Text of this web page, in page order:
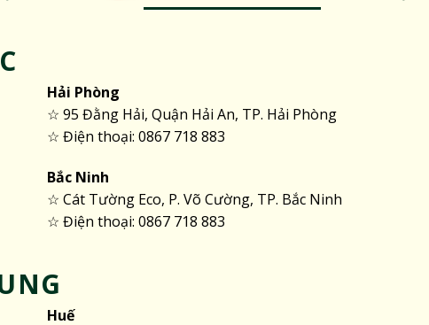
Hải Phòng
☆ 95 Đằng Hải, Quận Hải An, TP. Hải Phòng
☆ Điện thoại: 0867 718 883
Bắc Ninh
☆ Cát Tường Eco, P. Võ Cường, TP. Bắc Ninh
☆ Điện thoại: 0867 718 883
Huế